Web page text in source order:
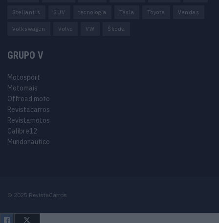
Stellantis SUV tecnologia Tesla Toyota Vendas
Volkswagen Volvo VW Škoda
GRUPO V
Motosport
Motomais
Offroad moto
Revistacarros
Revistamotos
Calibre12
Mundonautico
© 2025 RevistaCarros